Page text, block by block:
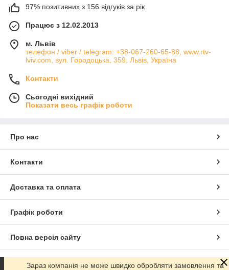
97% позитивних з 156 відгуків за рік
Працює з 12.02.2013
м. Львів
телефон / viber / telegram: +38-067-260-65-88, www.rtv-
lviv.com, вул. Городоцька, 359, Львів, Україна
Контакти
Сьогодні вихідний
Показати весь графік роботи
Про нас
Контакти
Доставка та оплата
Графік роботи
Повна версія сайту
Сайт створено на маркетплейсіProm.ua
Зараз компанія не може швидко обробляти замовлення та